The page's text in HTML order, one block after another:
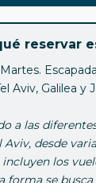
reservar
Aviv, Galilea y
a las
Aviv, desde
incluyen los
forma se